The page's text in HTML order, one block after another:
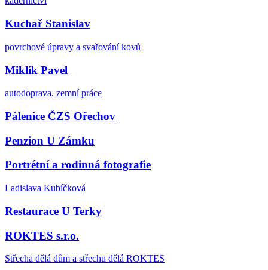
Kuchař Stanislav
povrchové úpravy a svařování kovů
Miklík Pavel
autodoprava, zemní práce
Pálenice ČZS Ořechov
Penzion U Zámku
Portrétní a rodinná fotografie
Ladislava Kubíčková
Restaurace U Terky
ROKTES s.r.o.
Střecha dělá dům a střechu dělá ROKTES